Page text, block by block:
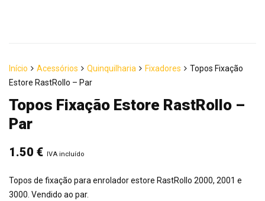
Início Acessórios Quinquilharia Fixadores
Topos Fixação
Estore RastRollo – Par
Topos Fixação Estore RastRollo –
Par
1.50 € IVA incluído
Topos de fixação para enrolador estore RastRollo 2000, 2001 e
3000. Vendido ao par.